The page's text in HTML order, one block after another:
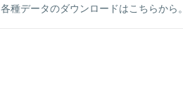
各種データのダウンロードはこちらから